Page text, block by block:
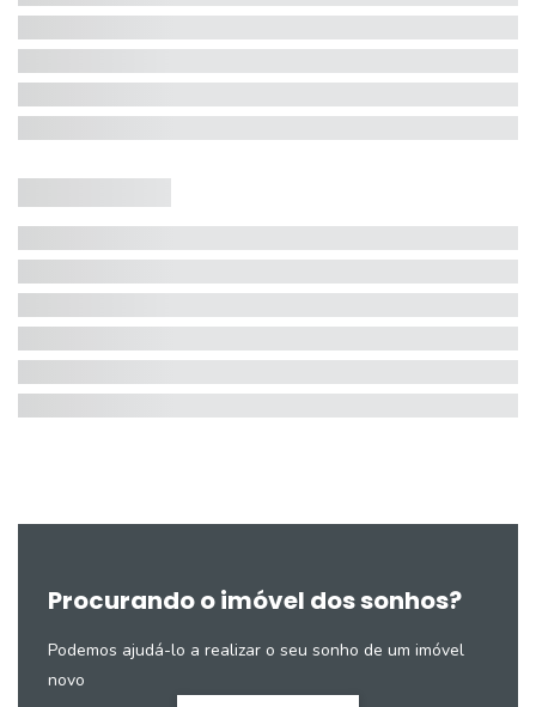
Procurando o imóvel dos sonhos?
Podemos ajudá-lo a realizar o seu sonho de um imóvel
novo